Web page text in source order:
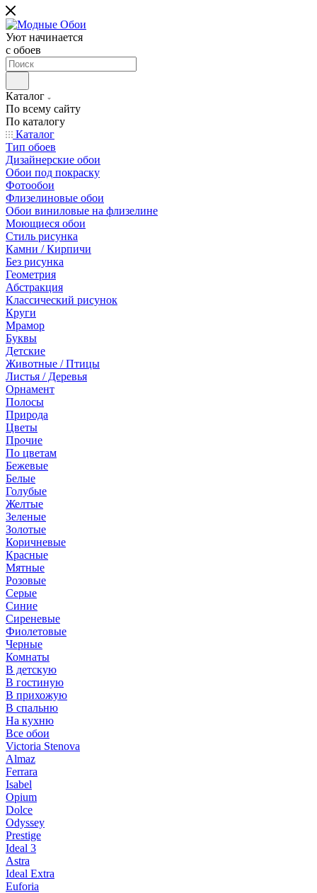
Уют начинается
c обоев
Каталог
По всему сайту
По каталогу
Каталог
Тип обоев
Дизайнерские обои
Обои под покраску
Фотообои
Флизелиновые обои
Обои виниловые на флизелине
Моющиеся обои
Стиль рисунка
Камни / Кирпичи
Без рисунка
Геометрия
Абстракция
Классический рисунок
Круги
Мрамор
Буквы
Детские
Животные / Птицы
Листья / Деревья
Орнамент
Полосы
Природа
Цветы
Прочие
По цветам
Бежевые
Белые
Голубые
Желтые
Зеленые
Золотые
Коричневые
Красные
Мятные
Розовые
Серые
Синие
Сиреневые
Фиолетовые
Черные
Комнаты
В детскую
В гостиную
В прихожую
В спальню
На кухню
Все обои
Victoria Stenova
Almaz
Ferrara
Isabel
Opium
Dolce
Odyssey
Prestige
Ideal 3
Astra
Ideal Extra
Euforia